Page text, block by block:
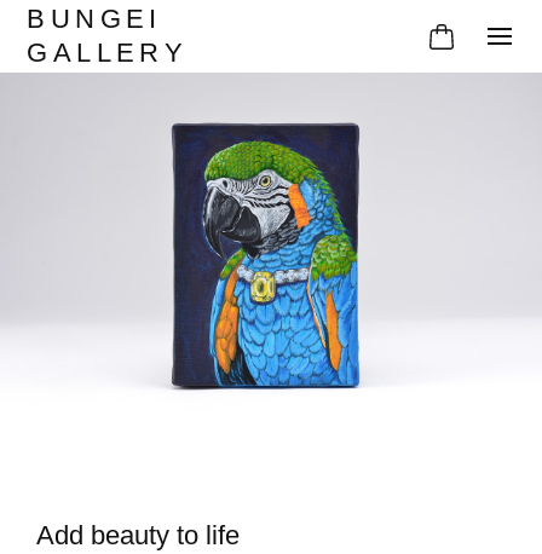
BUNGEI
GALLERY
Add beauty to life